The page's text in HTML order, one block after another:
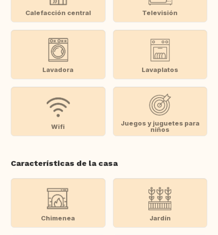
Calefacción central Televisión
Lavadora Lavaplatos
Wifi
Juegos y juguetes para
niños
Características de la casa
Chimenea Jardín